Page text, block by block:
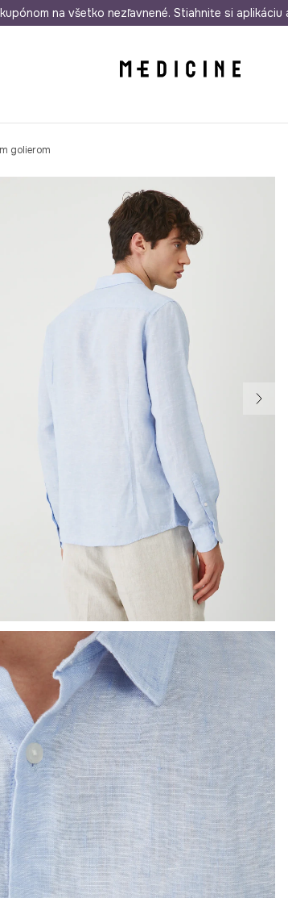
od 50 € Odoslanie aj do 24 hodín
kupónom na všetko nezľavnené. Stiahnite si aplikáciu
golierom